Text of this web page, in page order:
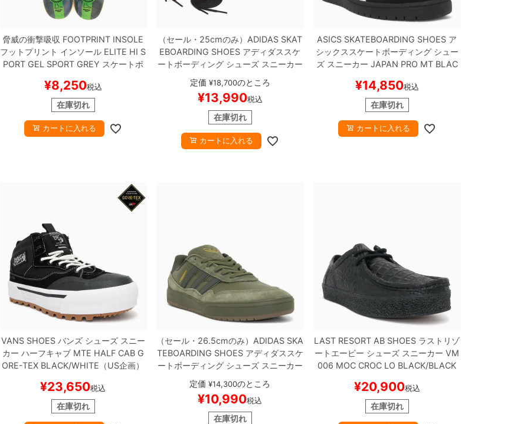
脅威の衝撃吸収 FOOTPRINT INSOLE
フットプリント インソール ELITE HI S
PORT GEL SPORT GREY スケートボ
¥8,250税込
在庫切れ
カートに入れる
（セール・25cmのみ） ADIDAS SKAT
EBOARDING SHOES アディダススケ
ートボーディングシューズ スニーカー
ハンドボールトップ
x MIKE ARNOLDJR7105スケートボ
ード スケボー
定価 ¥18,700のところ
¥13,990税込
在庫切れ
カートに入れる
ASICS SKATEBOARDING SHOES ア
シックススケートボーディングシュー
ズ スニーカー JAPAN PRO MTBLAC
¥14,850税込
在庫切れ
カートに入れる
VANS SHOESバンズシューズ スニー
カー ハーフキャブMTE HALF CAB G
ORE-TEX BLACK/WHITE（US企画）
¥23,650税込
在庫切れ
（セール・26.5cmのみ） ADIDAS SKA
TEBOARDING SHOESアディダススケ
ートボーディングシューズ スニーカー
TYSHAWN II
ケートボード スケボー
定価 ¥14,300のところ
¥10,990税込
在庫切れ
LAST RESORT AB SHOES ラストリゾ
ートエービー シューズ スニーカー VM
006 MOC CROC LO BLACK/BLACK
¥20,900税込
在庫切れ